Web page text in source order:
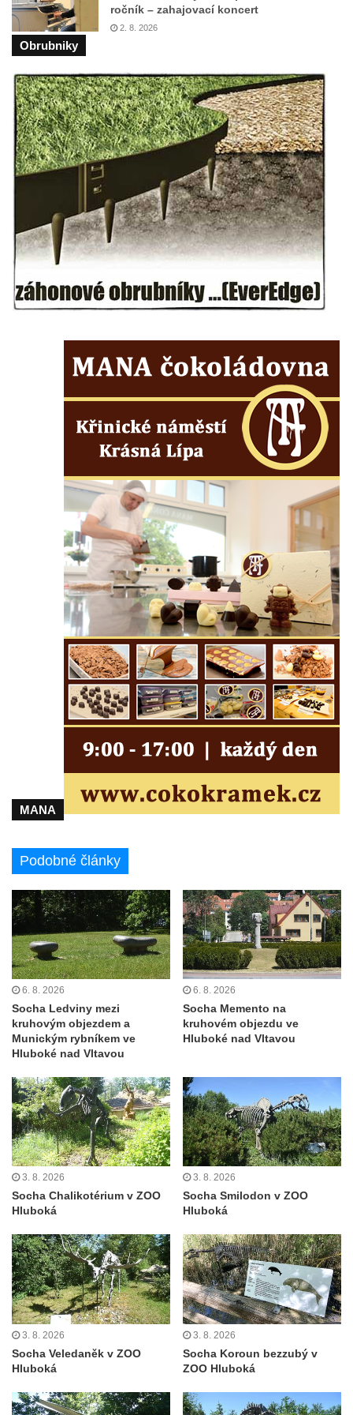
Socha divokého prasete před vstupem do
ZOO Dresden
Vltavou
Pamětní kámen revitalizace Vltavy Vraňany
– Hořín u Lužce nad Vltavou
Strom svobody a památník 100 let republiky
a 30. výročí listopadu 1989 v Hrobčicích
Boží muka v parku před domem čp. 17 v
Hrobčicích
Sochy „Klaun a dívenka“ v parku v centru
Hrobčic
Socha svatého Antonína poustevníka v
Mirošovicích
Socha býka před areálem firmy 2JCP v
Račicích
Povodňový sloup II. v Dobříni
Povodňový sloup I. v Dobříni
Socha svatého Floriána na domě čp. 3 v
Oparnu
Socha svaté Anny u domu čp. 3 v Oparnu
Lavička Václava Havla v Pardubicích
Lavička Václava Havla v Novém Boru
Lavička Václava Havla v Krásné Lípě
Upoutávka JduHřebenovkou u parkoviště
na Mezní Louce
Kamenný obelisk na vyhlídce u Pravčické
brány
Sousoší svatého Václava, svatého Floriána
a svatého Jana Nepomuckého východně
od Mezné
Socha vodníka na trase naučné stezky v
Srbské Kamenici
Sousoší dětí u obecního úřadu v Janově
Socha Andromedé u pavilonu Reinerovy
fresky v Duchcově
Socha Amfitrité u pavilonu Reinerovy fresky
v Duchcově
Socha Flóry u pavilonu Reinerovy fresky v
Socha Afrodité u pavilonu Reinerovy fresky
v Duchcově
Duchcově
Delfín na Sfingovém rybníku v zámeckém
parku v Duchcově
Sfinga II. na Sfingovém rybníku v
zámeckém parku v Duchcově
Sfinga I. na Sfingovém rybníku v zámeckém
Socha Minervy na nádvoří zámku v
Duchcově
Socha Herkula se saní na nádvoří zámku v
Duchcově
Socha Herkula se lvem na nádvoří zámku v
Duchcově
Duchcově
ročník – zahajovací koncert
2. 8. 2026
Obrubniky
MANA
Podobné články
6. 8. 2026
Socha Ledviny mezi
kruhovým objezdem a
Munickým rybníkem ve
Hluboké nad Vltavou
6. 8. 2026
Socha Memento na
kruhovém objezdu ve
Hluboké nad Vltavou
3. 8. 2026
Socha Chalikotérium v ZOO
Hluboká
3. 8. 2026
Socha Smilodon v ZOO
Hluboká
3. 8. 2026
Socha Veledaněk v ZOO
Hluboká
3. 8. 2026
Socha Koroun bezzubý v
ZOO Hluboká